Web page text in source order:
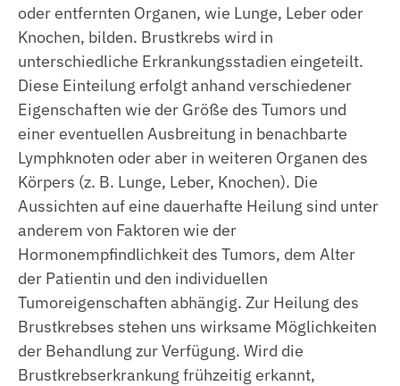
oder entfernten Organen, wie Lunge, Leber oder
Knochen, bilden. Brustkrebs wird in
unterschiedliche Erkrankungsstadien eingeteilt.
Diese Einteilung erfolgt anhand verschiedener
Eigenschaften wie der Größe des Tumors und
einer eventuellen Ausbreitung in benachbarte
Lymphknoten oder aber in weiteren Organen des
Körpers (z. B. Lunge, Leber, Knochen). Die
Aussichten auf eine dauerhafte Heilung sind unter
anderem von Faktoren wie der
Hormonempfindlichkeit des Tumors, dem Alter
der Patientin und den individuellen
Tumoreigenschaften abhängig. Zur Heilung des
Brustkrebses stehen uns wirksame Möglichkeiten
der Behandlung zur Verfügung. Wird die
Brustkrebserkrankung frühzeitig erkannt,